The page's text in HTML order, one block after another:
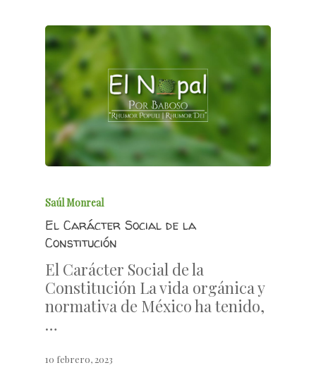
Saúl Monreal
El Carácter Social de la
Constitución
El Carácter Social de la
Constitución La vida orgánica y
normativa de México ha tenido,
…
10 febrero, 2023